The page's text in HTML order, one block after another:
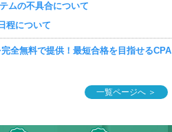
ムの不具合について
程について
全無料で提供！最短合格を目指せるCPA
一覧ページへ ＞